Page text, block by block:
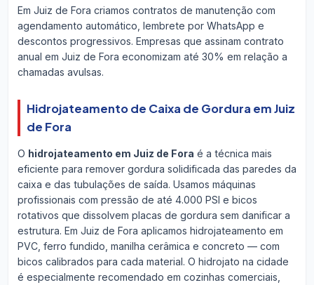
Em Juiz de Fora criamos contratos de manutenção com
agendamento automático, lembrete por WhatsApp e
descontos progressivos. Empresas que assinam contrato
anual em Juiz de Fora economizam até 30% em relação a
chamadas avulsas.
Hidrojateamento de Caixa de Gordura em Juiz
de Fora
O hidrojateamento em Juiz de Fora é a técnica mais
eficiente para remover gordura solidificada das paredes da
caixa e das tubulações de saída. Usamos máquinas
profissionais com pressão de até 4.000 PSI e bicos
rotativos que dissolvem placas de gordura sem danificar a
estrutura. Em Juiz de Fora aplicamos hidrojateamento em
PVC, ferro fundido, manilha cerâmica e concreto — com
bicos calibrados para cada material. O hidrojato na cidade
é especialmente recomendado em cozinhas comerciais,